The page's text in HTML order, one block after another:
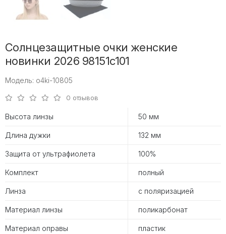
Солнцезащитные очки женские
новинки 2026 98151c101
Модель: o4ki-10805
0 отзывов
Высота линзы 50 мм
Длина дужки 132 мм
Защита от ультрафиолета 100%
Комплект полный
Линза с поляризацией
Материал линзы поликарбонат
Материал оправы пластик